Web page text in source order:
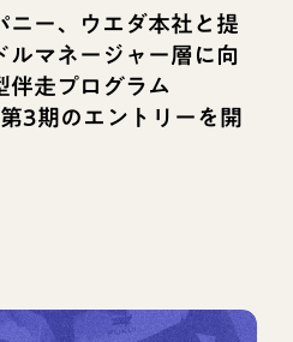
ニー、ウエダ本社と提
ルマネージャー層に向
伴走プログラム
第3期のエントリーを開